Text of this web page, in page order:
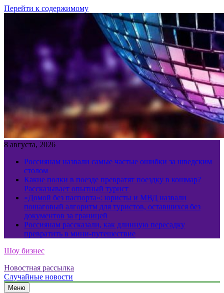
Перейти к содержимому
8 августа, 2026
Россиянам назвали самые частые ошибки за шведским
столом
Какие полки в поезде превратят поездку в кошмар?
Рассказывает опытный турист
«Домой без паспорта»: юристы и МВД назвали
пошаговый алгоритм для туристов, оставшихся без
документов за границей
Россиянам рассказали, как длинную пересадку
превратить в мини-путешествие
Шоу бизнес
Новостная рассылка
Случайные новости
Меню